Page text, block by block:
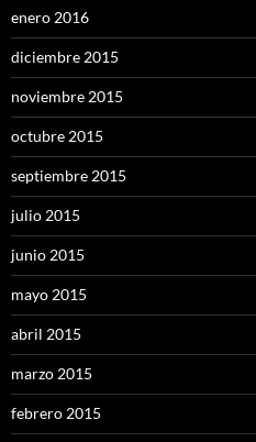
enero 2016
diciembre 2015
noviembre 2015
octubre 2015
septiembre 2015
julio 2015
junio 2015
mayo 2015
abril 2015
marzo 2015
febrero 2015